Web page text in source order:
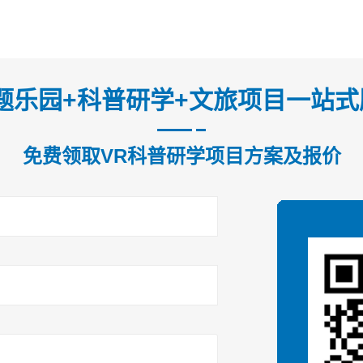
乐园+科普研学+文旅项目一站
免费领取VR科普研学项目方案及报价